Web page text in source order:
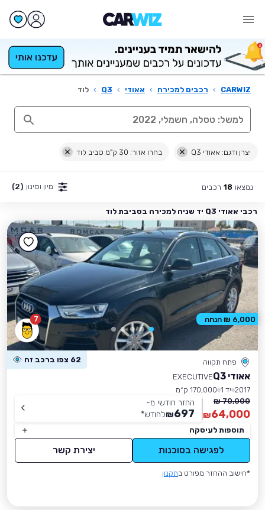
CARWIZ
› רכבים למכירה › אאודי ›
Q3
› לוד
יצרן ודגם: אאודי Q3 בחרו אזור: 30 ק"מ סביב לוד
נמצאו 18 רכבים מיון וסינון (2)
רכבי אאודי Q3 יד שניה למכירה בסביבת לוד
7
פתח תקווה 62 צפו ברכב זה
אאודי Q3
EXECUTIVE
2017 יד 1
170,000 ק״מ
70,000 ₪
64,000
₪
החזר חודשי מ-
697
₪לחודש*
תוספות לעיסקה
לפגישה בסוכנות יצירת קשר
*חישוב ההחזר מפורט בתקנון
6,000 ₪ הנחה